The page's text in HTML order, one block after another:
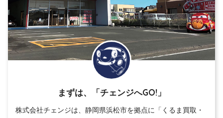
まずは、「チェンジへGO!」
株式会社チェンジは、静岡県浜松市を拠点に「くるま買取・